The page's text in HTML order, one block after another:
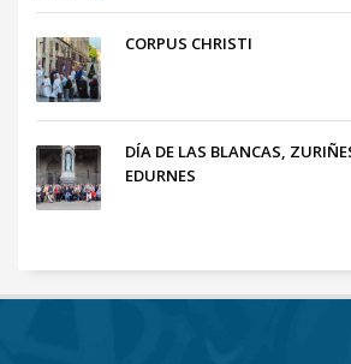
CORPUS CHRISTI
DÍA DE LAS BLANCAS,
EDURNES